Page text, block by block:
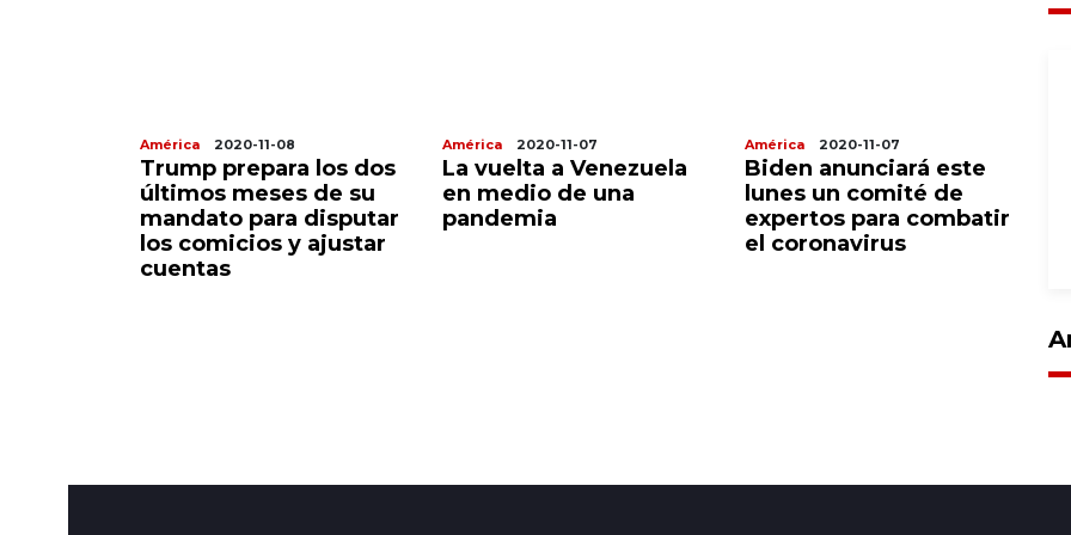
América 2020-11-08
Trump prepara los dos
últimos meses de su
mandato para disputar
los comicios y ajustar
cuentas
América 2020-11-07
La vuelta a Venezuela
en medio de una
pandemia
América 2020-11-07
Biden anunciará este
lunes un comité de
expertos para combatir
el coronavirus